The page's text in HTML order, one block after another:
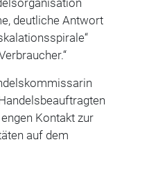
deutliche Antwort
Kontakt zur
auf dem